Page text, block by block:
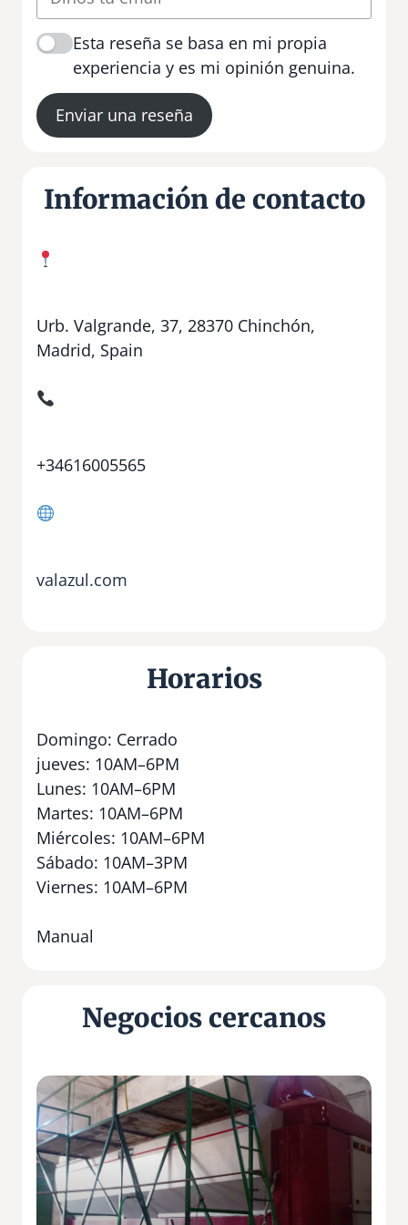
Esta reseña se basa en mi propia
experiencia y es mi opinión genuina.
Enviar una reseña
Información de contacto
Urb. Valgrande, 37, 28370 Chinchón,
Madrid, Spain
+34616005565
valazul.com
Horarios
Domingo: Cerrado
jueves: 10AM–6PM
Lunes: 10AM–6PM
Martes: 10AM–6PM
Miércoles: 10AM–6PM
Sábado: 10AM–3PM
Viernes: 10AM–6PM
Manual
Negocios cercanos
C
o
o
p
e
r